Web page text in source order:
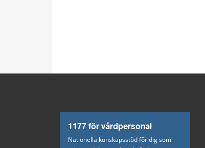
1177 för vårdpersonal
Nationella kunskapsstöd för dig som